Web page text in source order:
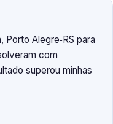
Alegre‑RS para
com
superou minhas